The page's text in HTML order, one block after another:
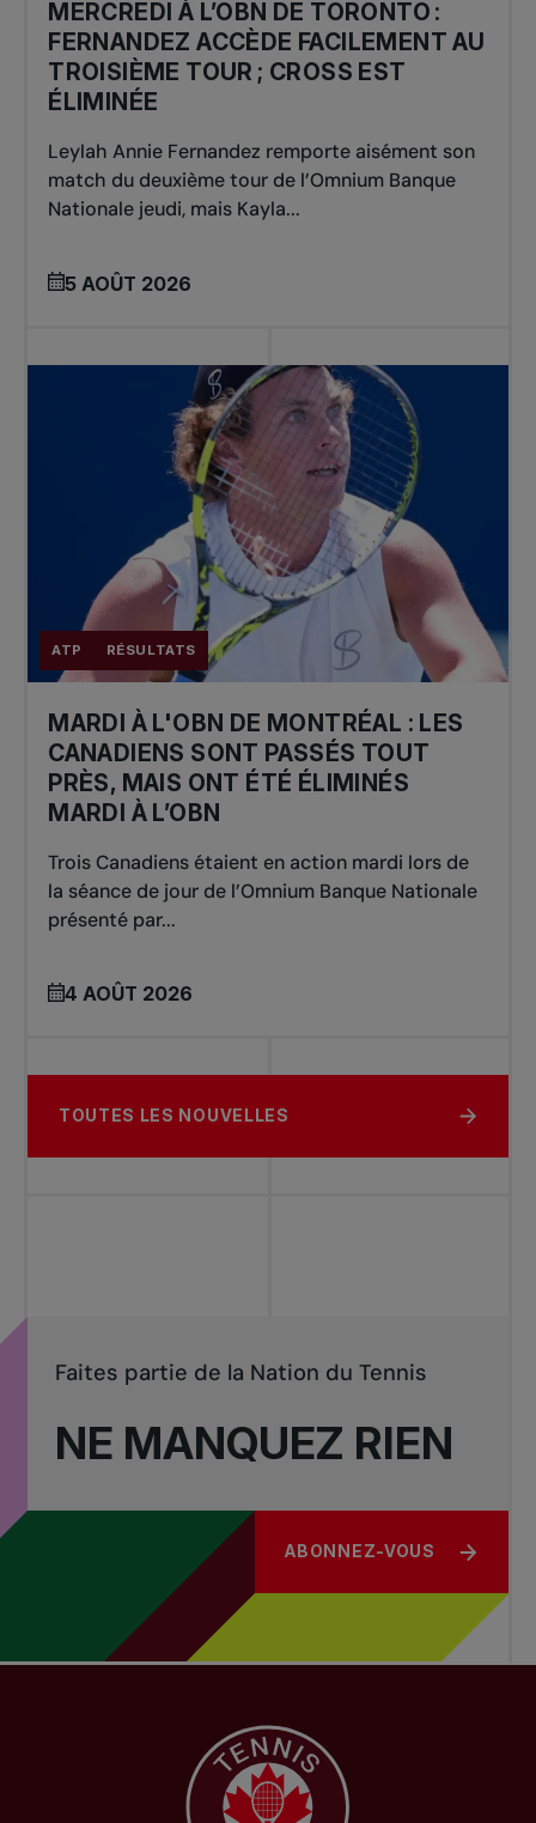
MERCREDI À L’OBN DE TORONTO :
FERNANDEZ ACCÈDE FACILEMENT AU
TROISIÈME TOUR ; CROSS EST
ÉLIMINÉE
Leylah Annie Fernandez remporte aisément son
match du deuxième tour de l’Omnium Banque
Nationale jeudi, mais Kayla...
5 AOÛT 2026
ATP RÉSULTATS
MARDI À L'OBN DE MONTRÉAL : LES
CANADIENS SONT PASSÉS TOUT
PRÈS, MAIS ONT ÉTÉ ÉLIMINÉS
MARDI À L’OBN
Trois Canadiens étaient en action mardi lors de
la séance de jour de l’Omnium Banque Nationale
présenté par...
4 AOÛT 2026
TOUTES LES NOUVELLES
NE MANQUEZ RIEN
Faites partie de la Nation du Tennis
ABONNEZ-VOUS